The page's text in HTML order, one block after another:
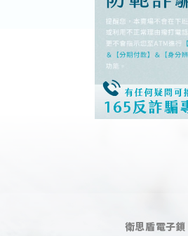
衛思盾電子鎖